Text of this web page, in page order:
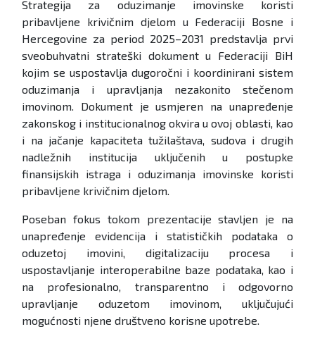
Strategija za oduzimanje imovinske koristi
pribavljene krivičnim djelom u Federaciji Bosne i
Hercegovine za period 2025–2031 predstavlja prvi
sveobuhvatni strateški dokument u Federaciji BiH
kojim se uspostavlja dugoročni i koordinirani sistem
oduzimanja i upravljanja nezakonito stečenom
imovinom. Dokument je usmjeren na unapređenje
zakonskog i institucionalnog okvira u ovoj oblasti, kao
i na jačanje kapaciteta tužilaštava, sudova i drugih
nadležnih institucija uključenih u postupke
finansijskih istraga i oduzimanja imovinske koristi
pribavljene krivičnim djelom.
Poseban fokus tokom prezentacije stavljen je na
unapređenje evidencija i statističkih podataka o
oduzetoj imovini, digitalizaciju procesa i
uspostavljanje interoperabilne baze podataka, kao i
na profesionalno, transparentno i odgovorno
upravljanje oduzetom imovinom, uključujući
mogućnosti njene društveno korisne upotrebe.